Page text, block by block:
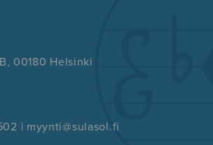
00180 Helsinki
| myynti@sulasol.fi